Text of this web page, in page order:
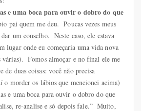
e uma boca para ouvir o dobro do que
pai quem me deu. Poucas vezes meus
um conselho. Neste caso, ele estava
lugar onde eu começaria uma vida nova
várias). Fomos almoçar e no final ele me
de duas coisas: você não precisa
o morder os lábios que mencionei acima)
e uma boca para ouvir o dobro do que
re-analise e só depois fale.” Muito,